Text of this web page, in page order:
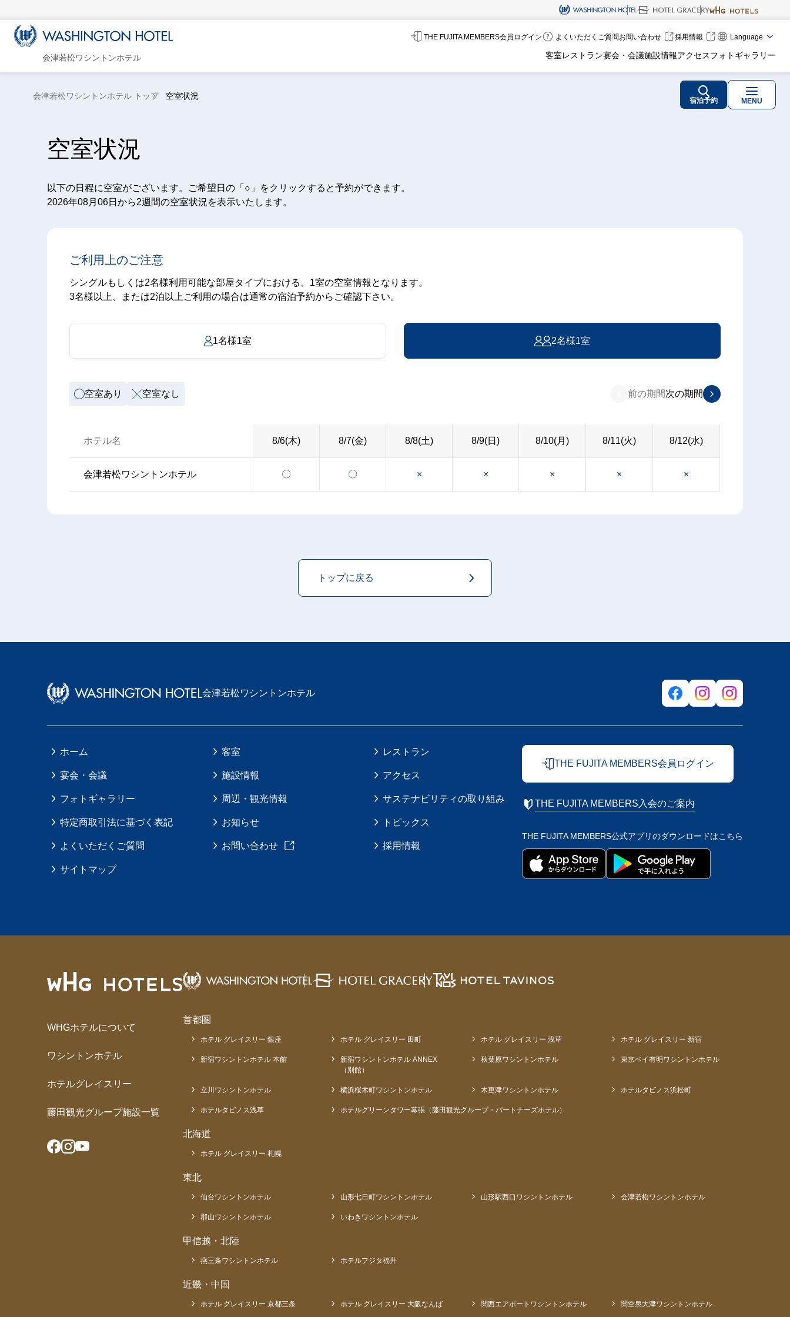
THE FUJITA MEMBERS会員ログイン よくいただくご質問お問い合わせ 採用情報 Language
会津若松ワシントンホテル 客室レストラン宴会・会議施設情報アクセスフォトギャラリー
宿泊予約 MENU
会津若松ワシントンホテル トップ 空室状況
空室状況
以下の日程に空室がございます。ご希望日の「○」をクリックすると予約ができます。
2026年08月06日から2週間の空室状況を表示いたします。
ご利用上のご注意
シングルもしくは2名様利用可能な部屋タイプにおける、1室の空室情報となります。
3名様以上、または2泊以上ご利用の場合は通常の宿泊予約からご確認下さい。
1名様1室 2名様1室
空室あり 空室なし 前の期間次の期間
ホテル名 8/6(木) 8/7(金) 8/8(土) 8/9(日) 8/10(月) 8/11(火) 8/12(水)
会津若松ワシントンホテル 〇 〇 × × × × ×
トップに戻る
会津若松ワシントンホテル
ホーム 客室 レストラン
宴会・会議 施設情報 アクセス
フォトギャラリー 周辺・観光情報 サステナビリティの取り組み
特定商取引法に基づく表記 お知らせ トピックス
よくいただくご質問 お問い合わせ 採用情報
サイトマップ
THE FUJITA MEMBERS会員ログイン
THE FUJITA MEMBERS入会のご案内
THE FUJITA MEMBERS公式アプリのダウンロードはこちら
WHGホテルについて
ワシントンホテル
ホテルグレイスリー
藤田観光グループ施設一覧
首都圏
ホテル グレイスリー 銀座 ホテル グレイスリー 田町 ホテル グレイスリー 浅草 ホテル グレイスリー 新宿
新宿ワシントンホテル 本館
新宿ワシントンホテル ANNEX
（別館）
秋葉原ワシントンホテル 東京ベイ有明ワシントンホテル
立川ワシントンホテル 横浜桜木町ワシントンホテル 木更津ワシントンホテル ホテルタビノス浜松町
ホテルタビノス浅草 ホテルグリーンタワー幕張（藤田観光グループ・パートナーズホテル）
北海道
ホテル グレイスリー 札幌
東北
仙台ワシントンホテル 山形七日町ワシントンホテル 山形駅西口ワシントンホテル 会津若松ワシントンホテル
郡山ワシントンホテル いわきワシントンホテル
甲信越・北陸
燕三条ワシントンホテル ホテルフジタ福井
近畿・中国
ホテル グレイスリー 京都三条 ホテル グレイスリー 大阪なんば 関西エアポートワシントンホテル 関空泉大津ワシントンホテル